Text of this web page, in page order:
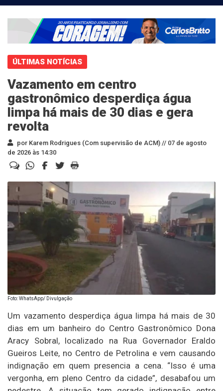
ÚLTIMAS NOTÍCIAS
Vazamento em centro
gastronômico desperdiça água
limpa há mais de 30 dias e gera
revolta
por Karem Rodrigues (Com supervisão de ACM) // 07 de agosto
de 2026 às 14:30
Foto: WhatsApp/ Divulgação
Um vazamento desperdiça água limpa há mais de 30
dias em um banheiro do Centro Gastronômico Dona
Aracy Sobral, localizado na Rua Governador Eraldo
Gueiros Leite, no Centro de Petrolina e vem causando
indignação em quem presencia a cena. “Isso é uma
vergonha, em pleno Centro da cidade”, desabafou um